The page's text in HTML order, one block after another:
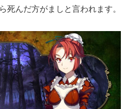
死んだ方がましと言われます。